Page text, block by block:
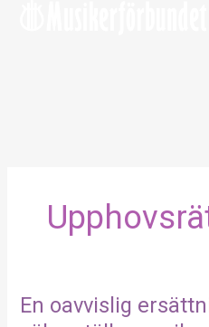
En oavvislig
En
oavvislig